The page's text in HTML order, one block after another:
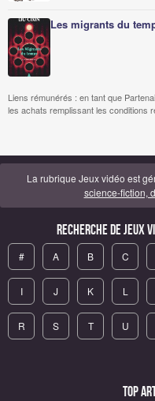
Les migrants du
Liens rémunérés : en tant que
les achats remplissant les conditions
La rubrique Jeux vidéo est
science-fiction,
Recherche de Jeux
# A B C
I J K L
R S T U
Top